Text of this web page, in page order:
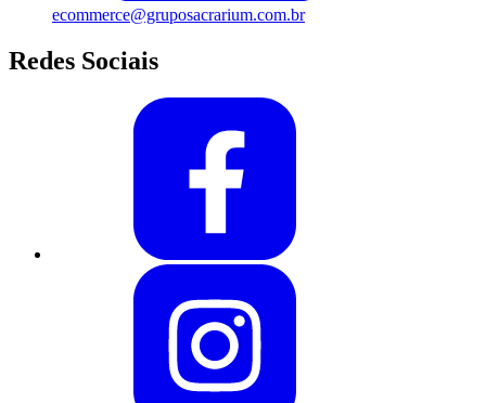
ecommerce@gruposacrarium.com.br
Redes Sociais